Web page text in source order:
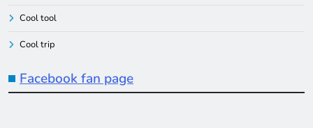
Cool tool
Cool trip
Facebook fan page